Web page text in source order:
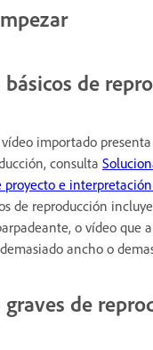
de
importado
consulta
proyecto e
de reproducción
o vídeo que
ancho o
de